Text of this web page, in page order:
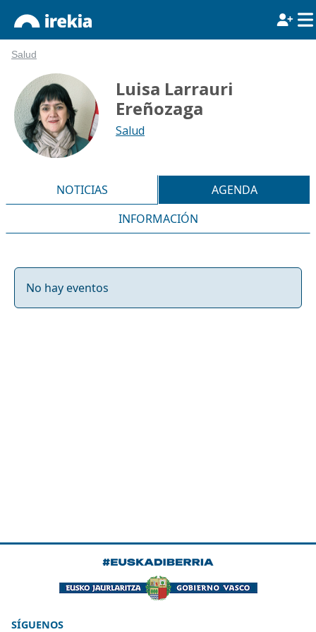
Salud
Luisa Larrauri
Ereñozaga
Salud
NOTICIAS
AGENDA
INFORMACIÓN
No hay eventos
SÍGUENOS